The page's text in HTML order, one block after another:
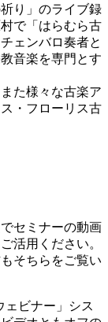
り」のライブ録
で「はらむら古
ェンバロ奏者と
音楽を専門とす
た様々な古楽ア
・フローリス古
セミナーの動画
活用ください。
そちらをご覧い
ビナー」シス